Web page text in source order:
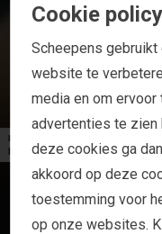
ASIQ
BASIQDEN
Cookie policy
Scheepens
website te
media en om
advertenties te zien
deze cookies ga
akkoord op deze
toestemming voor
op onze websites.